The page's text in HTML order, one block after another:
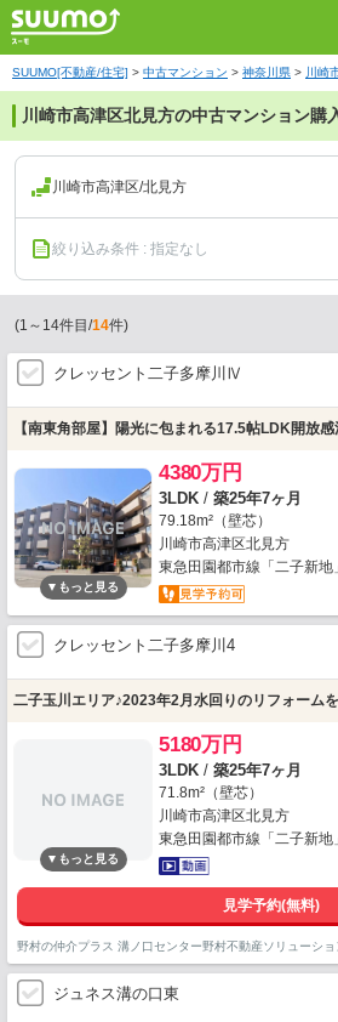
SUUMO[不動産/住宅] > 中古マンション > 神奈川県 > 川崎
川崎市高津区北見方の中古マンション購
川崎市高津区/北見方
絞り込み条件 : 指定なし
(1 ～ 14件目/14件)
クレッセント二子多摩川Ⅳ
【南東角部屋】陽光に包まれる17.5帖LDK開放
4380万円
3LDK / 築25年7ヶ月
79.18m²（壁芯）
川崎市高津区北見方
東急田園都市線「二子新地
クレッセント二子多摩川4
二子玉川エリア♪2023年2月水回りのリフォーム
5180万円
3LDK / 築25年7ヶ月
71.8m²（壁芯）
川崎市高津区北見方
東急田園都市線「二子新地
見学予約(無料)
野村の仲介プラス 溝ノ口センター野村不動産ソリューショ
ジュネス溝の口東